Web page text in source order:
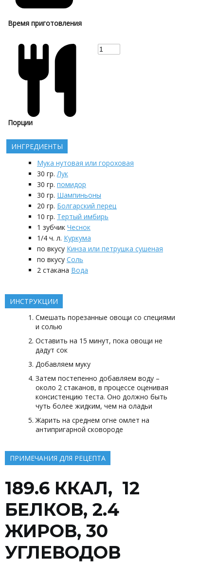
Время приготовления
Порции
ИНГРЕДИЕНТЫ
Мука нутовая или гороховая
30 гр. Лук
30 гр. помидор
30 гр. Шампиньоны
20 гр. Болгарский перец
10 гр. Тертый имбирь
1 зубчик Чеснок
1/4 ч. л. Куркума
по вкусу Кинза или петрушка сушеная
по вкусу Соль
2 стакана Вода
ИНСТРУКЦИИ
Смешать порезанные овощи со специями
и солью
Оставить на 15 минут, пока овощи не
дадут сок
Добавляем муку
Затем постепенно добавляем воду –
около 2 стаканов, в процессе оценивая
консистенцию теста. Оно должно быть
чуть более жидким, чем на оладьи
Жарить на среднем огне омлет на
антипригарной сковороде
ПРИМЕЧАНИЯ ДЛЯ РЕЦЕПТА
189.6 ККАЛ, 12
БЕЛКОВ, 2.4
ЖИРОВ, 30
УГЛЕВОДОВ